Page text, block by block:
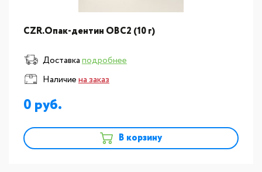
CZR.Опак-дентин ОВC2 (10 г)
Доставкаподробнее
Наличиена заказ
0
В корзину